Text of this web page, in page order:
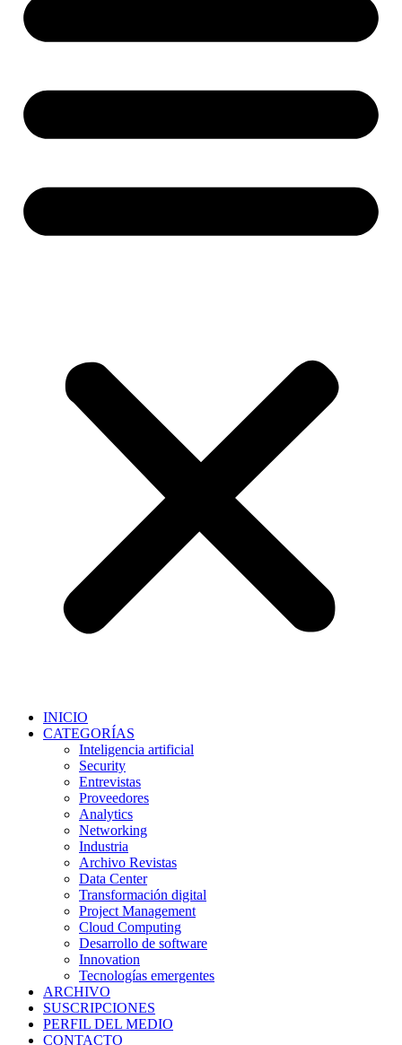
INICIO
CATEGORÍAS
Inteligencia artificial
Security
Entrevistas
Proveedores
Analytics
Networking
Industria
Archivo Revistas
Data Center
Transformación digital
Project Management
Cloud Computing
Desarrollo de software
Innovation
Tecnologías emergentes
ARCHIVO
SUSCRIPCIONES
PERFIL DEL MEDIO
CONTACTO